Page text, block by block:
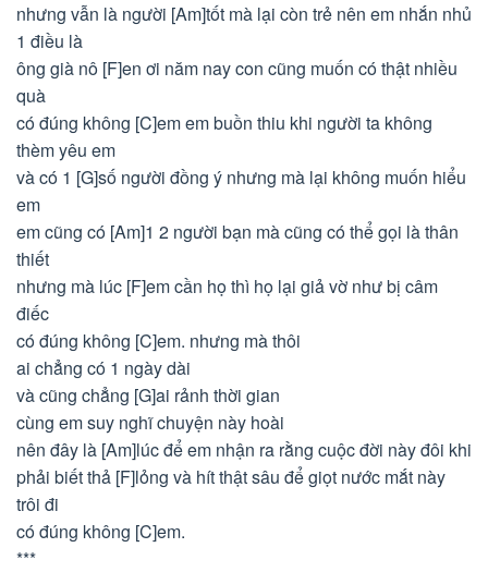
nhưng vẫn là người [Am]tốt mà lại còn trẻ nên em nhắn nhủ
1 điều là
ông già nô [F]en ơi năm nay con cũng muốn có thật nhiều
quà
có đúng không [C]em em buồn thiu khi người ta không
thèm yêu em
và có 1 [G]số người đồng ý nhưng mà lại không muốn hiểu
em
em cũng có [Am]1 2 người bạn mà cũng có thể gọi là thân
thiết
nhưng mà lúc [F]em cần họ thì họ lại giả vờ như bị câm
điếc
có đúng không [C]em. nhưng mà thôi
ai chẳng có 1 ngày dài
và cũng chẳng [G]ai rảnh thời gian
cùng em suy nghĩ chuyện này hoài
nên đây là [Am]lúc để em nhận ra rằng cuộc đời này đôi khi
phải biết thả [F]lỏng và hít thật sâu để giọt nước mắt này
trôi đi
có đúng không [C]em.
***